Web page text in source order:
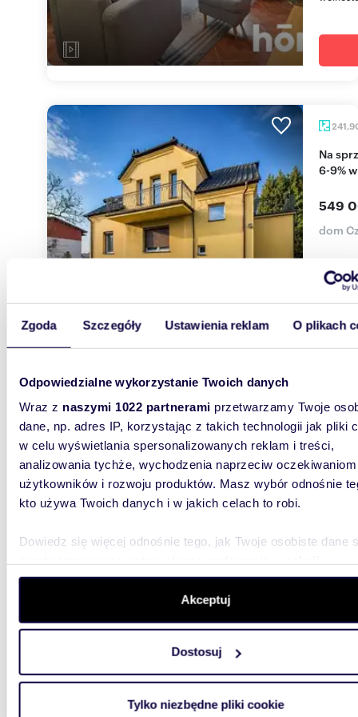
Zgoda Szczegóły Ustawienia reklam O plikach
Odpowiedzialne wykorzystanie Twoich danych
Wraz z naszymi 1022 partnerami przetwarzamy Twoje
dane, np. adres IP, korzystając z takich technologii jak pliki
w celu wyświetlania spersonalizowanych reklam i treści,
analizowania tychże, wychodzenia naprzeciw oczekiwaniom
użytkowników i rozwoju produktów. Masz wybór odnośnie
kto używa Twoich danych i w jakich celach to robi.
Dowiedz się więcej odnośnie tego, jak Twoje osobiste dane
szczegółów. W Deklaracji plików cookie możesz zmienić
wycofać swoją zgodę w dowolnej chwili.
aby oferować funkcje społecznościowe i analizować ruch w
witrynie. Informacje o tym, jak korzystasz z naszej witryny,
analitycznym. Partnerzy mogą połączyć te informacje z
Akceptuj
Dostosuj
Tylko niezbędne pliki cookie
Na sprzedaż inwestycyjny dom z potencjałem ROI
6-9%
549
dom
Energooszczędny dom 107 m² w Targanicach,
stan
594
łączy
oraz